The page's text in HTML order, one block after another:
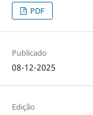
PDF
Publicado
08-12-2025
Edição